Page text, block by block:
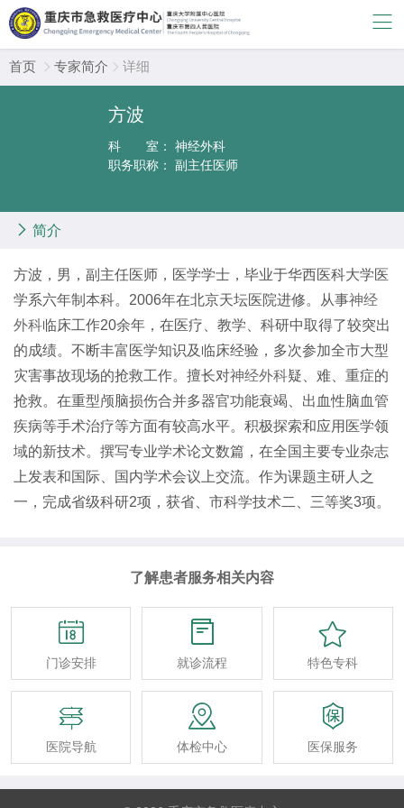
首页  专家简介  详细
方波
科 室：
神经外科
职务职称：
 简介
方波，男，副主任医师，医学学士，毕业于华西医科大学医
学系六年制本科。2006年在北京天坛医院进修。从事神经
外科临床工作20余年，在医疗、教学、科研中取得了较突出
的成绩。不断丰富医学知识及临床经验，多次参加全市大型
灾害事故现场的抢救工作。擅长对神经外科疑、难、重症的
抢救。在重型颅脑损伤合并多器官功能衰竭、出血性脑血管
疾病等手术治疗等方面有较高水平。积极探索和应用医学领
域的新技术。撰写专业学术论文数篇，在全国主要专业杂志
上发表和国际、国内学术会议上交流。作为课题主研人之
一，完成省级科研2项，获省、市科学技术二、三等奖3项。
了解患者服务相关内容

门诊安排

就诊流程

特色专科

医院导航

体检中心

医保服务